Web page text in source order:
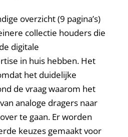
overzicht (9 pagina’s)
collectie houders die
digitale
in huis hebben. Het
het duidelijke
de vraag waarom het
analoge dragers naar
te gaan. Er worden
keuzes gemaakt voor